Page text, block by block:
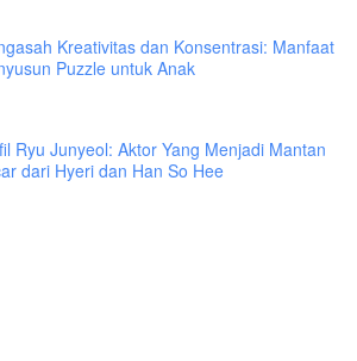
Kreativitas dan Konsentrasi: Manfaat
Puzzle untuk Anak
Ryu Junyeol: Aktor Yang Menjadi Mantan
dari Hyeri dan Han So Hee